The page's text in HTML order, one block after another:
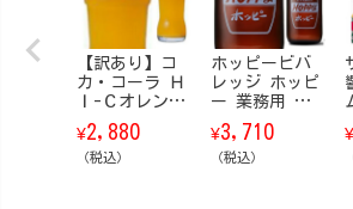
【訳あり】コ
カ・コーラ Ｈ
Ｉ-Ｃオレンジ
瓶 200ml 24
本/ケース
¥2,880
（税込）
ホッピービバ
レッジ ホッピ
ー 業務用 瓶
360ml 20本/ケ
ース
¥3,710
（税込）
¥